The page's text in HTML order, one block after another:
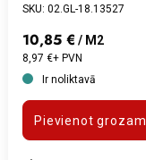
SKU: 02.GL-18.13527
10,85 € / M2
8,97 €+ PVN
Ir noliktavā
Pievienot grozam